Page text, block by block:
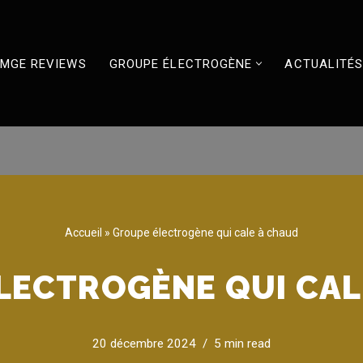
MGE REVIEWS GROUPE ÉLECTROGÈNE ACTUALITÉS
Accueil » Groupe électrogène qui cale à chaud
QUI
20 décembre 2024 5 min read